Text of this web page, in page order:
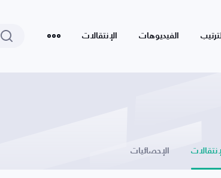
الترتيب الفيديوهات الإنتقالات
الإحصائيات